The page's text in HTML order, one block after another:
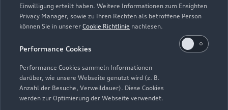
Einwilligung erteilt haben. Weitere Informationen zum Ensighten
Privacy Manager, sowie zu Ihren Rechten als betroffene Person
können Sie in unserer Cookie Richtlinie nachlesen.
Performance Cookies
Performance Cookies sammeln Informationen
darüber, wie unsere Webseite genutzt wird (z. B.
Anzahl der Besuche, Verweildauer). Diese Cookies
werden zur Optimierung der Webseite verwendet.
Modelle
Elektromodelle
Plug-in-Hybride
Neuwagensuche
Gebrauchtwagensuche
Service & Zubehör
Saisonale Angebote
Support